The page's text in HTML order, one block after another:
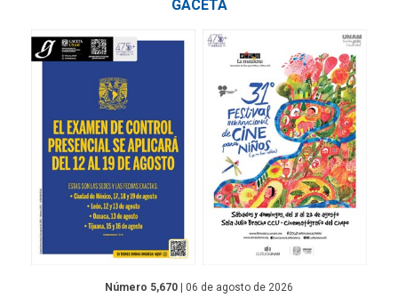
GACETA
Número 5,670 | 06 de agosto de 2026